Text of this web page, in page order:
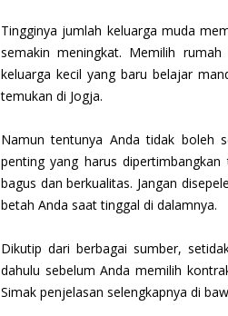
Tingginya jumlah keluarga muda
semakin meningkat. Memilih
keluarga kecil yang baru belajar
temukan di Jogja.
Namun tentunya Anda tidak boleh
penting yang harus
bagus dan berkualitas. Jangan
betah Anda saat tinggal di dalamnya.
Dikutip dari berbagai sumber,
dahulu sebelum Anda memilih
Simak penjelasan selengkapnya di